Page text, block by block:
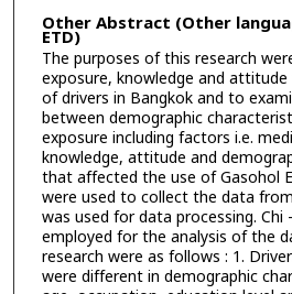
Other Abstract (Other
ETD)
The purposes of this research
exposure, knowledge and
of drivers in Bangkok and to
between demographic
exposure including factors i.e.
knowledge, attitude and
that affected the use of Gasohol
were used to collect the data from
was used for data processing. Chi
employed for the analysis of the
research were as follows : 1.
were different in demographic